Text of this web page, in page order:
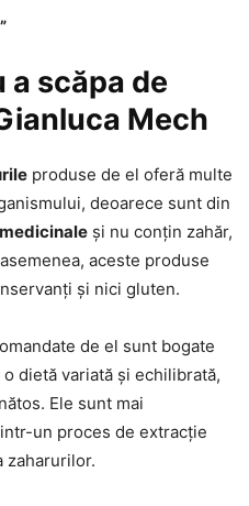
„
a scăpa de
Mech
produse de el oferă multe
deoarece sunt din
și nu conțin zahăr,
aceste produse
și nici gluten.
de el sunt bogate
dietă variată și echilibrată,
Ele sunt mai
un proces de extracție
zaharurilor.